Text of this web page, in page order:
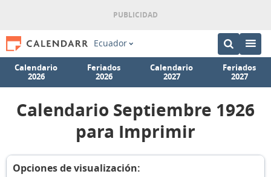
Ecuador
Calendario
2026
Feriados
2026
Calendario
2027
Feriados
2027
Calendario Septiembre 1926
para Imprimir
Opciones de visualización: